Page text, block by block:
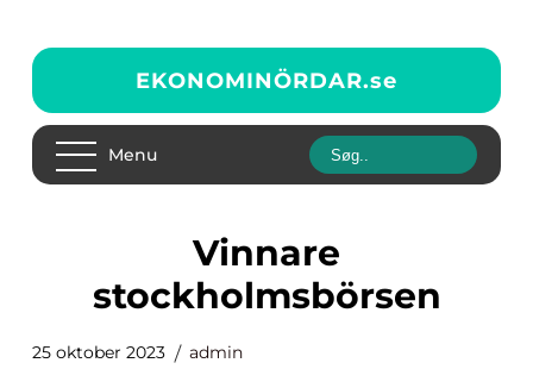
EKONOMINÖRDAR.se
Menu
vinnare
stockholmsbörsen
25 oktober 2023 admin